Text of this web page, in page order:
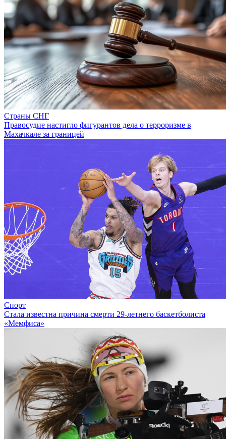
Страны СНГ
Правосудие настигло фигурантов дела о терроризме в
Махачкале за границей
Спорт
Стала известна причина смерти 29-летнего баскетболиста
«Мемфиса»